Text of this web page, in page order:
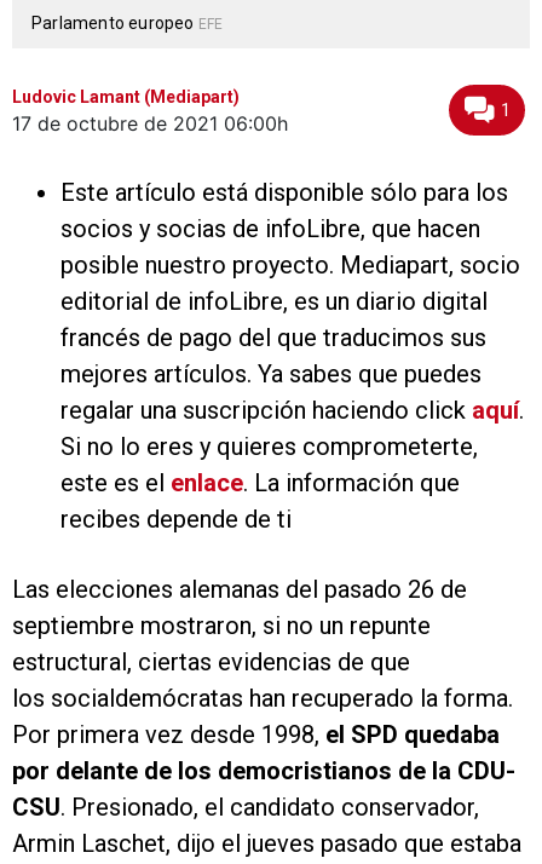
Parlamento europeo EFE
Ludovic Lamant (Mediapart)
17 de octubre de 2021 06:00h
1
Este artículo está disponible sólo para los
socios y socias de infoLibre, que hacen
posible nuestro proyecto. Mediapart, socio
editorial de infoLibre, es un diario digital
francés de pago del que traducimos sus
mejores artículos. Ya sabes que puedes
regalar una suscripción haciendo click aquí.
Si no lo eres y quieres comprometerte,
este es el enlace. La información que
recibes depende de ti
Las elecciones alemanas del pasado 26 de
septiembre mostraron, si no un repunte
estructural, ciertas evidencias de que
los socialdemócratas han recuperado la forma.
Por primera vez desde 1998, el SPD quedaba
por delante de los democristianos de la CDU-
CSU. Presionado, el candidato conservador,
Armin Laschet, dijo el jueves pasado que estaba